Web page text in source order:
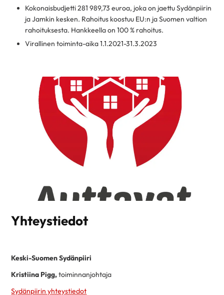
Kokonaisbudjetti 281 989,73 euroa, joka on jaettu Sydänpiirin
ja Jamkin kesken. Rahoitus koostuu EU:n ja Suomen valtion
rahoituksesta. Hankkeella on 100 % rahoitus.
Virallinen toiminta-aika 1.1.2021-31.3.2023
Yhteystiedot
Keski-Suomen Sydänpiiri
Kristiina Pigg,toiminnanjohtaja
Sydänpiirin yhteystiedot